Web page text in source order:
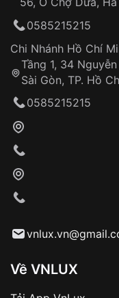
Khách hàng
Từ khóa SEO:
Đảm bảo
Đồng hành
trình sử dụng
0585215215
Chi Nhánh Hồ Chí
Tầng 1, 34
Sài Gòn, TP. Hồ
0585215215
Về VNLUX